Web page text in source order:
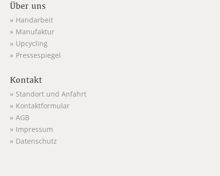
Über uns
Handarbeit
Manufaktur
Upcycling
Pressespiegel
Kontakt
Standort und Anfahrt
Kontaktformular
AGB
Impressum
Datenschutz